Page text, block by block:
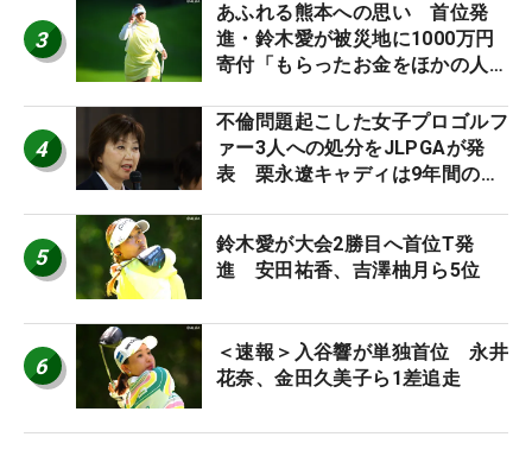
3
あふれる熊本への思い 首位発
進・鈴木愛が被災地に1000万円
寄付「もらったお金をほかの人
4
不倫問題起こした女子プロゴルフ
ァー3人への処分をJLPGAが発
表 栗永遼キャディは9年間の立
5
鈴木愛が大会2勝目へ首位T発
進 安田祐香、吉澤柚月ら5位
6
＜速報＞入谷響が単独首位 永井
花奈、金田久美子ら1差追走